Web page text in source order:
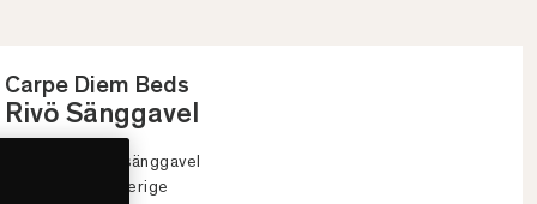
Carpe Diem Beds
Rivö Sänggavel
• Stoppad, slät sänggavel
• Handgjord i Sverige